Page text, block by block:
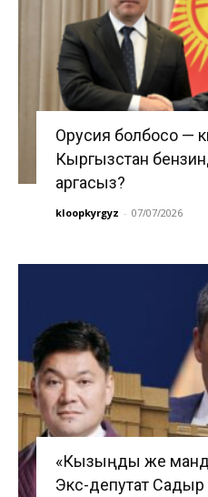
Орусия болбосо —
Кыргызстан
аргасыз?
kloopkyrgyz - 07/07/2026
«Кызыңды же
Экс-депутат